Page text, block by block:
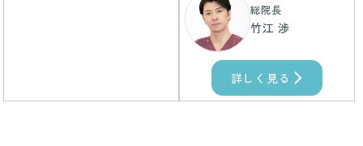
総院長
竹江 渉
詳しく見る